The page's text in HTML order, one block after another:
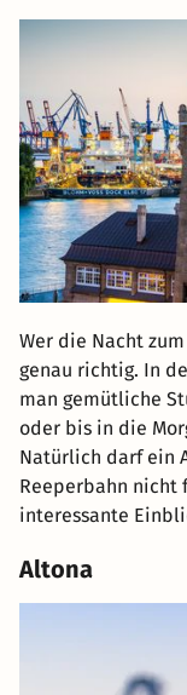
Wer die Nacht
genau richtig. In
man gemütliche
oder bis in die
Natürlich darf ein
Reeperbahn nicht
interessante
Altona